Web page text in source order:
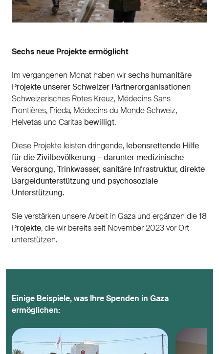
Sechs neue Projekte ermöglicht
Im vergangenen Monat haben wirsechs humanitäre
Projekte unserer Schweizer Partnerorganisationen
Schweizerisches Rotes Kreuz, Médecins Sans
Frontières, Frieda, Médecins du Monde Schweiz,
Helvetas und Caritas bewilligt.
Diese Projekte leisten dringende, lebensrettende Hilfe
für die Zivilbevölkerung – darunter medizinische
Versorgung, Trinkwasser, sanitäre Infrastruktur, direkte
Bargeldunterstützung und psychosoziale
Unterstützung.
Sie verstärken unsere Arbeit in Gaza und ergänzen die18
Projekte, die wir bereits seit November 2023 vor Ort
unterstützen.
Einige Beispiele, was Ihre Spenden in Gaza
ermöglichen: